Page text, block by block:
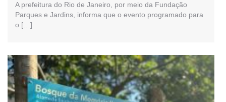
A prefeitura do Rio de Janeiro, por meio da Fundação
Parques e Jardins, informa que o evento programado para
o […]